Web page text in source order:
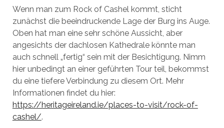
Wenn man zum Rock of Cashel kommt, sticht
zunächst die beeindruckende Lage der Burg ins Auge.
Oben hat man eine sehr schöne Aussicht, aber
angesichts der dachlosen Kathedrale könnte man
auch schnell „fertig“ sein mit der Besichtigung. Nimm
hier unbedingt an einer geführten Tour teil, bekommst
du eine tiefere Verbindung zu diesem Ort. Mehr
Informationen findet du hier:
https://heritageireland.ie/places-to-visit/rock-of-
cashel/.